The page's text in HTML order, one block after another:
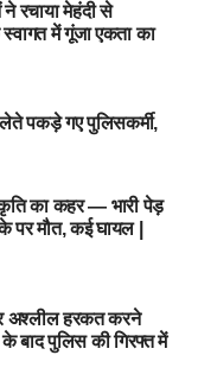
रचाया मेहंदी से
स्वागत में गूंजा एकता का
लेते पकड़े गए पुलिसकर्मी,
का कहर — भारी पेड़
पर मौत, कई घायल |
अश्लील हरकत करने
बाद पुलिस की गिरफ्त में